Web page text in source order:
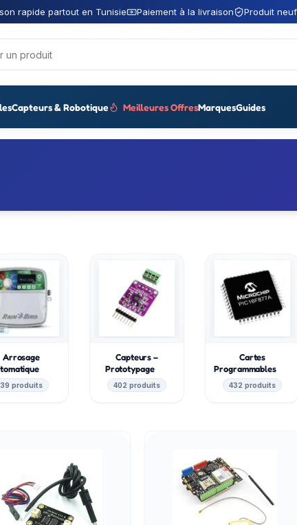
rapide partout en Tunisie Paiement à la livraison Produit
Capteurs & Robotique Meilleures OffresMarquesGuides
Arrosage
39 produits
Capteurs –
Prototypage
402 produits
Cartes
Programmables
432 produits